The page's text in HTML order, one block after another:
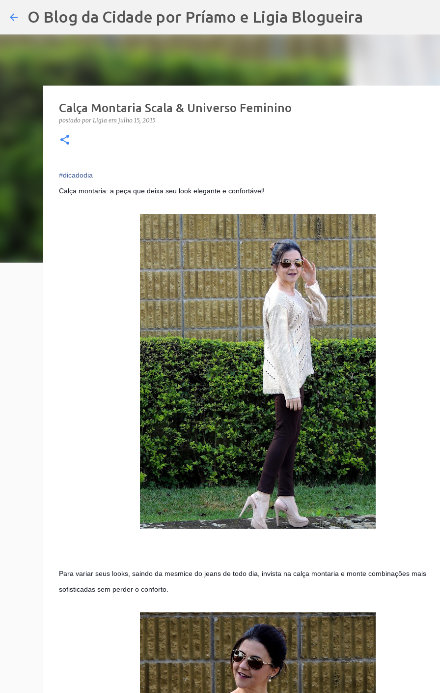
Pular para o conteúdo principal
O Blog da Cidade por Príamo e Ligia Blogueira
Calça Montaria Scala & Universo Feminino
postado por Ligia em julho 15, 2015
‪#‎dicadodia‬
Calça montaria: a peça que deixa seu look elegante e confortável!
Para variar seus looks, saindo da mesmice do jeans de todo dia, invista na calça montaria e monte combinações mais
sofisticadas sem perder o conforto.